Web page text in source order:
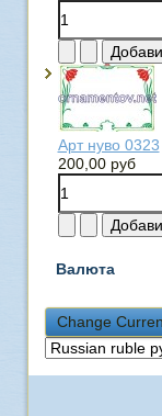
Арт нуво 0323
200,00 руб
Валюта